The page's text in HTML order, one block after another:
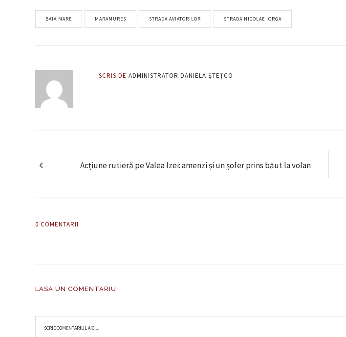
BAIA MARE MARAMURES STRADA AVIATORILOR STRADA NICOLAE IORGA
SCRIS DE ADMINISTRATOR DANIELA ȘTEȚCO
Acțiune rutieră pe Valea Izei: amenzi și un șofer prins băut la volan
0 COMENTARII
LASA UN COMENTARIU